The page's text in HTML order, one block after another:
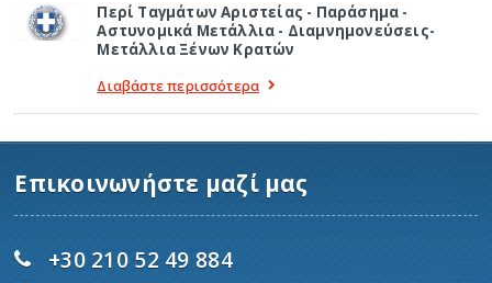
Περί Ταγμάτων Αριστείας - Παράσημα -
Αστυνομικά Μετάλλια - Διαμνημονεύσεις-
Μετάλλια Ξένων Κρατών
Διαβάστε περισσότερα
Επικοινωνήστε μαζί μας
+30 210 52 49 884